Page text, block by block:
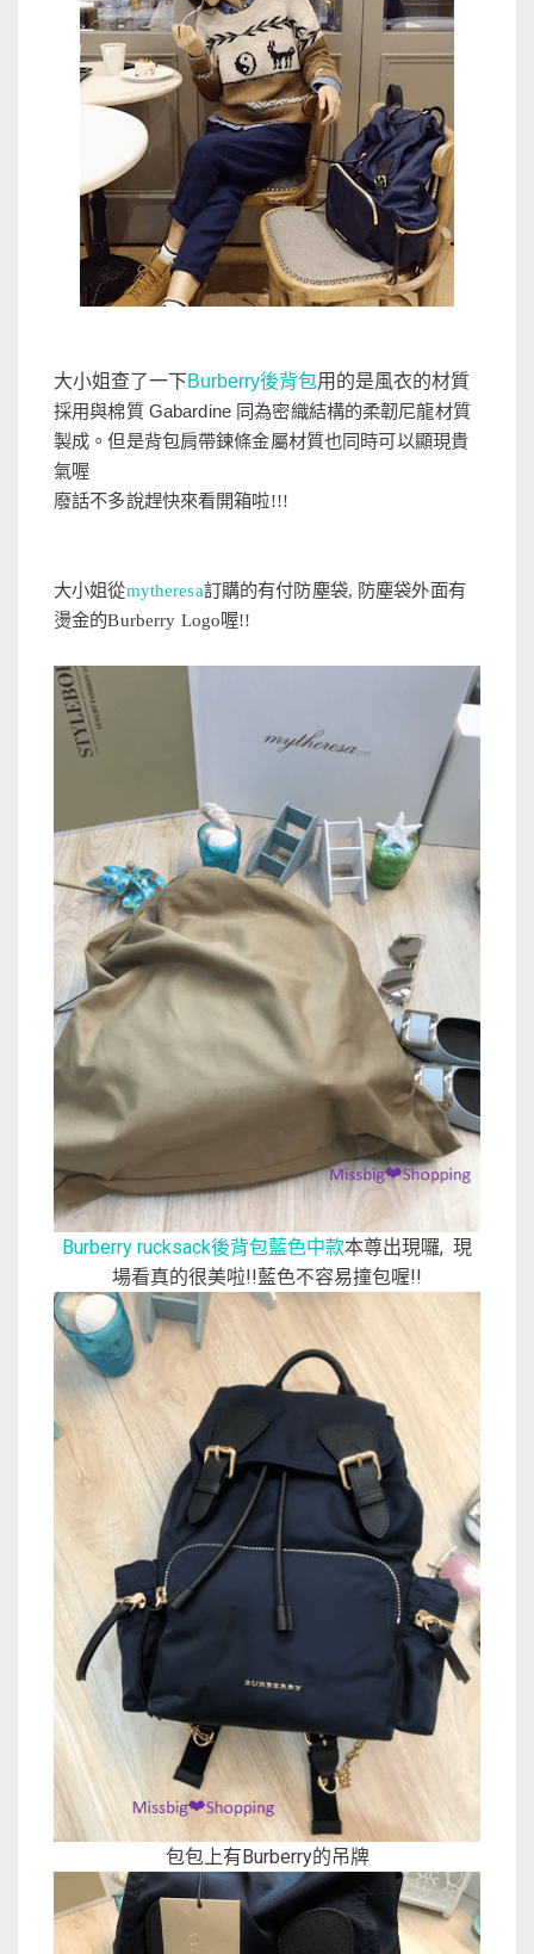
大小姐查了一下Burberry後背包用的是風衣的材質
採用與棉質Gabardine 同為密織結構的柔韌尼龍材質
製成。但是背包肩帶鍊條金屬材質也同時可以顯現貴
氣喔
廢話不多說趕快來看開箱啦!!!
大小姐從mytheresa訂購的有付防塵袋, 防塵袋外面有
燙金的Burberry Logo喔!!
Burberry rucksack後背包藍色中款本尊出現囉, 現
場看真的很美啦!!藍色不容易撞包喔!!
包包上有Burberry的吊牌